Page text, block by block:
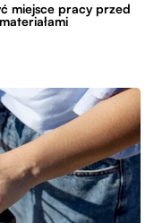
miejsce pracy przed